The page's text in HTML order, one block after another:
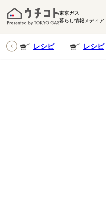
東京ガス
暮らし情報メディア
レシピ レシピ